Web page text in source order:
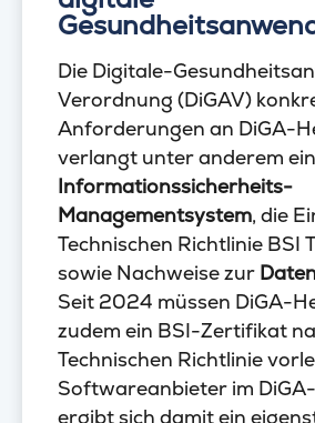
Die Digitale-
Verordnung (DiGAV)
Anforderungen an DiGA-
verlangt unter anderem ein
Informationssicherheits-
Managementsystem, die
Technischen Richtlinie BSI
sowie Nachweise zur
Seit 2024 müssen DiGA-
zudem ein BSI-Zertifikat
Technischen Richtlinie
Softwareanbieter im
ergibt sich damit ein